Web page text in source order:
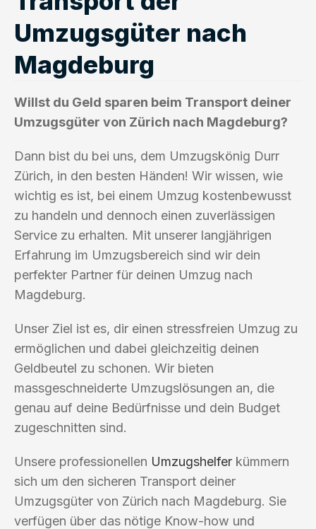
Umzugsgüter nach
Magdeburg
Willst du Geld sparen beim Transport deiner
Umzugsgüter von Zürich nach Magdeburg?
Dann bist du bei uns, dem Umzugskönig Durr
Zürich, in den besten Händen! Wir wissen, wie
wichtig es ist, bei einem Umzug kostenbewusst
zu handeln und dennoch einen zuverlässigen
Service zu erhalten. Mit unserer langjährigen
Erfahrung im Umzugsbereich sind wir dein
perfekter Partner für deinen Umzug nach
Magdeburg.
Unser Ziel ist es, dir einen stressfreien Umzug zu
ermöglichen und dabei gleichzeitig deinen
Geldbeutel zu schonen. Wir bieten
massgeschneiderte Umzugslösungen an, die
genau auf deine Bedürfnisse und dein Budget
zugeschnitten sind.
Unsere professionellen Umzugshelfer kümmern
sich um den sicheren Transport deiner
Umzugsgüter von Zürich nach Magdeburg. Sie
verfügen über das nötige Know-how und